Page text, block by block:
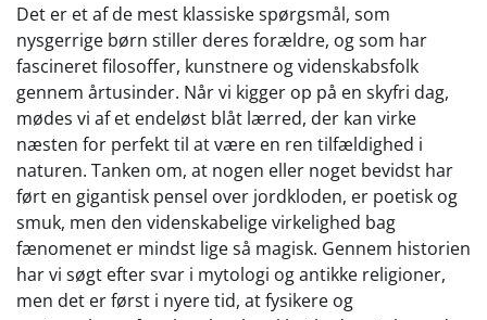
Det er et af de mest klassiske spørgsmål, som
nysgerrige børn stiller deres forældre, og som har
fascineret filosoffer, kunstnere og videnskabsfolk
gennem årtusinder. Når vi kigger op på en skyfri dag,
mødes vi af et endeløst blåt lærred, der kan virke
næsten for perfekt til at være en ren tilfældighed i
naturen. Tanken om, at nogen eller noget bevidst har
ført en gigantisk pensel over jordkloden, er poetisk og
smuk, men den videnskabelige virkelighed bag
fænomenet er mindst lige så magisk. Gennem historien
har vi søgt efter svar i mytologi og antikke religioner,
men det er først i nyere tid, at fysikere og